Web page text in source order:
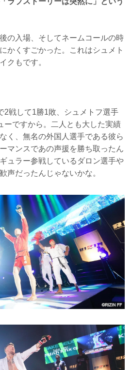
の入場、そしてネームコールの時
かくすごかった。これはシュメト
クもです。
2戦して1勝1敗、シュメトフ選手
ーですから。二人とも大した実績
く、無名の外国人選手である彼ら
マンスであの声援を勝ち取ったん
ュラー参戦しているダロン選手や
声だったんじゃないかな。